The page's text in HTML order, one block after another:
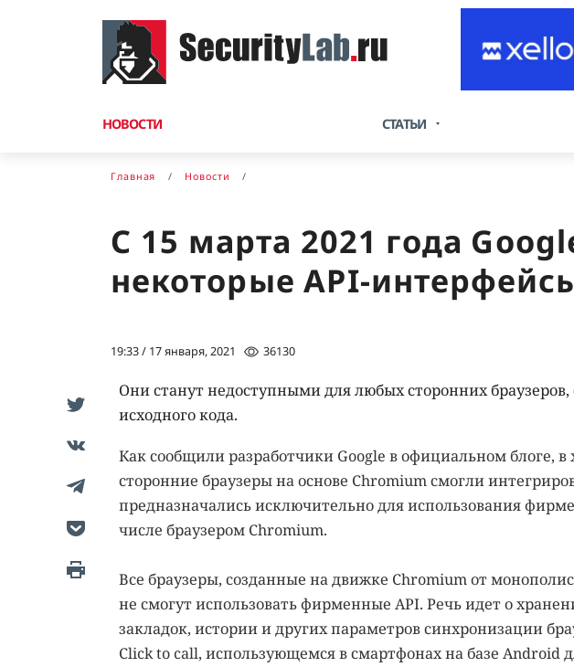
НОВОСТИ СТАТЬИ
Главная Новости
С 15 марта 2021 года
некоторые API-
19:33 / 17 января, 2021 36130
Они станут недоступными для любых сторонних браузеров,
исходного кода.
Как сообщили разработчики Google в официальном блоге,
сторонние браузеры на основе Chromium смогли
предназначались исключительно для использования
числе браузером Chromium.
Все браузеры, созданные на движке Chromium от
не смогут использовать фирменные API. Речь идет о
закладок, истории и других параметров синхронизации
Click to call, использующемся в смартфонах на базе Android